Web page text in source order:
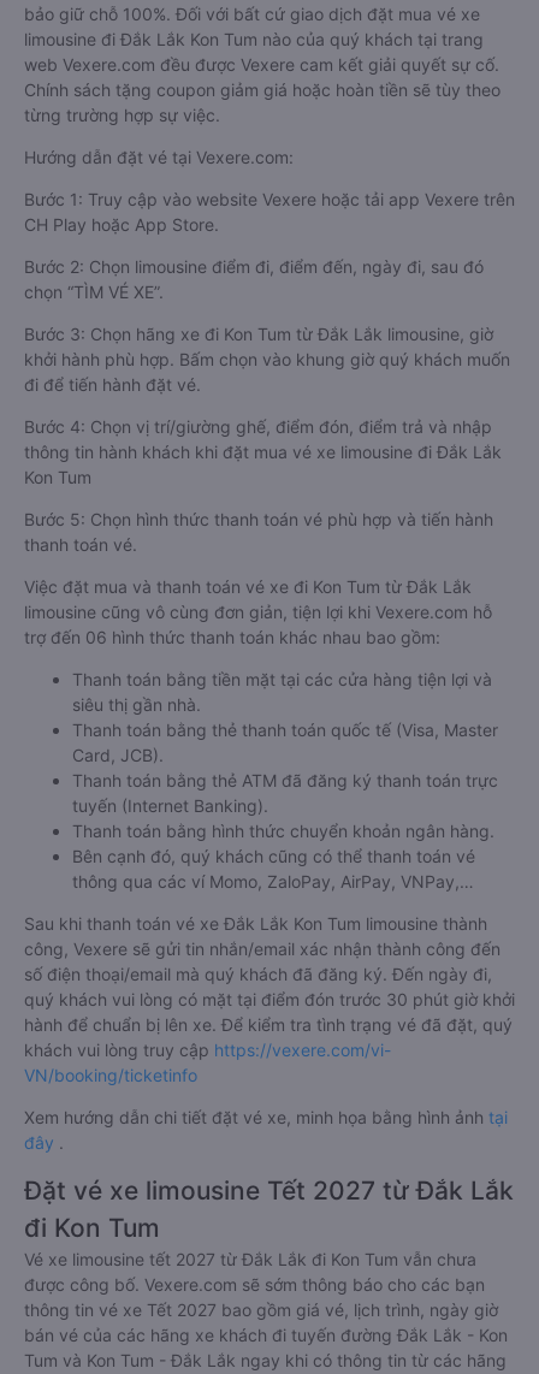
bảo giữ chỗ 100%. Đối với bất cứ giao dịch đặt mua vé xe
limousine đi Đắk Lắk Kon Tum nào của quý khách tại trang
web Vexere.com đều được Vexere cam kết giải quyết sự cố.
Chính sách tặng coupon giảm giá hoặc hoàn tiền sẽ tùy theo
từng trường hợp sự việc.
Hướng dẫn đặt vé tại Vexere.com:
Bước 1: Truy cập vào website Vexere hoặc tải app Vexere trên
CH Play hoặc App Store.
Bước 2: Chọn limousine điểm đi, điểm đến, ngày đi, sau đó
chọn “TÌM VÉ XE”.
Bước 3: Chọn hãng xe đi Kon Tum từ Đắk Lắk limousine, giờ
khởi hành phù hợp. Bấm chọn vào khung giờ quý khách muốn
đi để tiến hành đặt vé.
Bước 4: Chọn vị trí/giường ghế, điểm đón, điểm trả và nhập
thông tin hành khách khi đặt mua vé xe limousine đi Đắk Lắk
Kon Tum
Bước 5: Chọn hình thức thanh toán vé phù hợp và tiến hành
thanh toán vé.
Việc đặt mua và thanh toán vé xe đi Kon Tum từ Đắk Lắk
limousine cũng vô cùng đơn giản, tiện lợi khi Vexere.com hỗ
trợ đến 06 hình thức thanh toán khác nhau bao gồm:
Thanh toán bằng tiền mặt tại các cửa hàng tiện lợi và
siêu thị gần nhà.
Thanh toán bằng thẻ thanh toán quốc tế (Visa, Master
Card, JCB).
Thanh toán bằng thẻ ATM đã đăng ký thanh toán trực
tuyến (Internet Banking).
Thanh toán bằng hình thức chuyển khoản ngân hàng.
Bên cạnh đó, quý khách cũng có thể thanh toán vé
thông qua các ví Momo, ZaloPay, AirPay, VNPay,…
Sau khi thanh toán vé xe Đắk Lắk Kon Tum limousine thành
công, Vexere sẽ gửi tin nhắn/email xác nhận thành công đến
số điện thoại/email mà quý khách đã đăng ký. Đến ngày đi,
quý khách vui lòng có mặt tại điểm đón trước 30 phút giờ khởi
hành để chuẩn bị lên xe. Để kiểm tra tình trạng vé đã đặt, quý
khách vui lòng truy cập https://vexere.com/vi-
VN/booking/ticketinfo
Xem hướng dẫn chi tiết đặt vé xe, minh họa bằng hình ảnh tại
đây .
Đặt vé xe limousine Tết 2027 từ Đắk Lắk
đi Kon Tum
Vé xe limousine tết 2027 từ Đắk Lắk đi Kon Tum vẫn chưa
được công bố. Vexere.com sẽ sớm thông báo cho các bạn
thông tin vé xe Tết 2027 bao gồm giá vé, lịch trình, ngày giờ
bán vé của các hãng xe khách đi tuyến đường Đắk Lắk - Kon
Tum và Kon Tum - Đắk Lắk ngay khi có thông tin từ các hãng